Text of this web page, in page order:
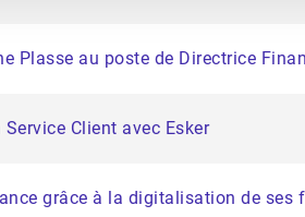
Plasse au poste de Directrice
Client avec Esker
grâce à la digitalisation de ses